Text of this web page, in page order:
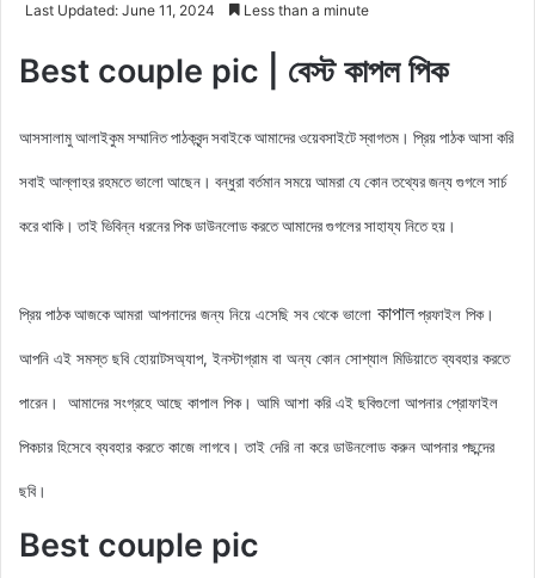
Last Updated: June 11, 2024 Less than a minute
Best couple pic | বেস্ট কাপল পিক
আসসালামু আলাইকুম সম্মানিত পাঠকবৃন্দ সবাইকে আমাদের ওয়েবসাইটে স্বাগতম। প্রিয় পাঠক আসা করি
সবাই আল্লাহর রহমতে ভালো আছেন। বন্ধুরা বর্তমান সময়ে আমরা যে কোন তথ্যের জন্য গুগলে সার্চ
করে থাকি। তাই ভিবিন্ন ধরনের পিক ডাউনলোড করতে আমাদের গুগলের সাহায্য নিতে হয়।
প্রিয় পাঠক আজকেআমরা আপনাদের জন্য নিয়ে এসেছি সব থেকে ভালো কাপালপ্রফাইল পিক।
আপনি এই সমস্ত ছবি হোয়াটসঅ্যাপ, ইনস্টাগ্রাম বা অন্য কোন সোশ্যাল মিডিয়াতে ব্যবহার করতে
পারেন। আমাদের সংগ্রহে আছে কাপাল পিক। আমি আশা করি এই ছবিগুলো আপনার প্রোফাইল
পিকচার হিসেবে ব্যবহার করতে কাজে লাগবে। তাই দেরি না করে ডাউনলোড করুন আপনার পছন্দের
ছবি।
Best couple pic